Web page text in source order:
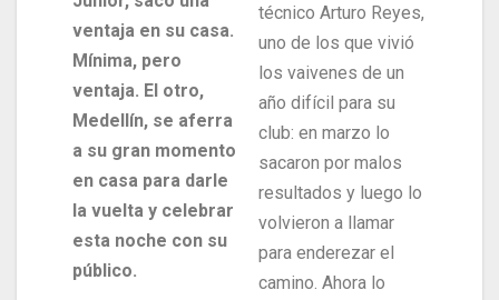
ventaja en su casa.
Mínima, pero
ventaja. El otro,
Medellín, se aferra
a su gran momento
en casa para darle
la vuelta y celebrar
esta noche con su
público.
técnico Arturo Reyes,
uno de los que vivió
los vaivenes de un
año difícil para su
club: en marzo lo
sacaron por malos
resultados y luego lo
volvieron a llamar
para enderezar el
camino. Ahora lo